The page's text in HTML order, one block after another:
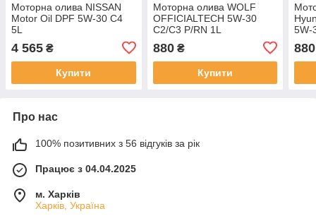
Моторна олива NISSAN
Motor Oil DPF 5W-30 C4
5L
4 565 ₴
Купити
Моторна олива WOLF
OFFICIALTECH 5W-30
C2/C3 P/RN 1L
880₴
Купити
5W-
880
Про нас
100% позитивних з 56 відгуків за рік
Працює з 04.04.2025
м. Харків
Харків, Україна